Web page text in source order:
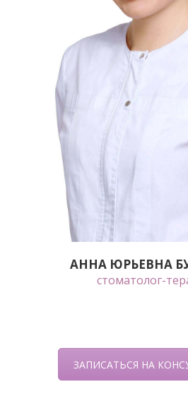
АННА ЮРЬЕВНА
стоматолог-
ЗАПИСАТЬСЯ НА